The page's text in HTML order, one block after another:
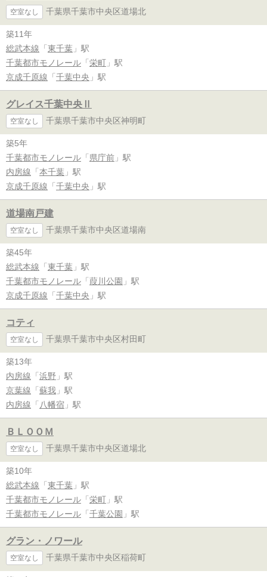
空室なし 千葉県千葉市中央区道場北
築11年
総武本線 「 東千葉 」駅
千葉都市モノレール 「 栄町 」駅
京成千原線 「 千葉中央 」駅
グレイス千葉中央Ⅱ
空室なし 千葉県千葉市中央区神明町
築5年
千葉都市モノレール 「 県庁前 」駅
内房線 「 本千葉 」駅
京成千原線 「 千葉中央 」駅
道場南戸建
空室なし 千葉県千葉市中央区道場南
築45年
総武本線 「 東千葉 」駅
千葉都市モノレール 「 葭川公園 」駅
京成千原線 「 千葉中央 」駅
コティ
空室なし 千葉県千葉市中央区村田町
築13年
内房線 「 浜野 」駅
京葉線 「 蘇我 」駅
内房線 「 八幡宿 」駅
ＢＬＯＯＭ
空室なし 千葉県千葉市中央区道場北
築10年
総武本線 「 東千葉 」駅
千葉都市モノレール 「 栄町 」駅
千葉都市モノレール 「 千葉公園 」駅
グラン・ノワール
空室なし 千葉県千葉市中央区稲荷町